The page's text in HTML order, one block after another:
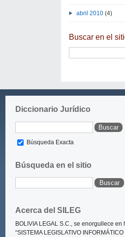
abril 2010(4)
Buscar en el
Diccionario Jurídico
Búsqueda Exacta
Búsqueda en el sitio
Acerca del SILEG
BOLIVIA LEGAL S.C., se enorgullece
“SISTEMA LEGISLATIVO